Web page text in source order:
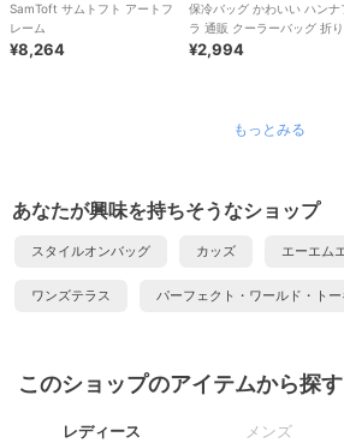
SamToft サムトフト アートフ
レーム
¥8,264
保冷バッグ かわいい ハンナ
ラ 通販 クーラーバッグ 折り
たみ 保温保冷バッグ 保冷 保
¥2,994
もっとみる
あなたが興味を持ちそうなショップ
スタイルオンバッグ カッズ エーエム
ワンズテラス パーフェクト・ワールド・トー
このショップのアイテムから探す
レディース メンズ